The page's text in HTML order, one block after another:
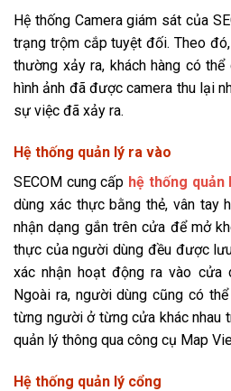
Hệ thống Camera giám sát của
trạng trộm cắp tuyệt đối. Theo
thường xảy ra, khách hàng có
hình ảnh đã được camera thu lại
sự việc đã xảy ra.
Hệ thống quản lý ra vào
SECOM cung cấp hệ thống quản
dùng xác thực bằng thẻ, vân tay
nhận dạng gắn trên cửa để mở
thực của người dùng đều được
xác nhận hoạt động ra vào cửa
Ngoài ra, người dùng cũng có
từng người ở từng cửa khác nhau
quản lý thông qua công cụ Map
Hệ thống quản lý cổng